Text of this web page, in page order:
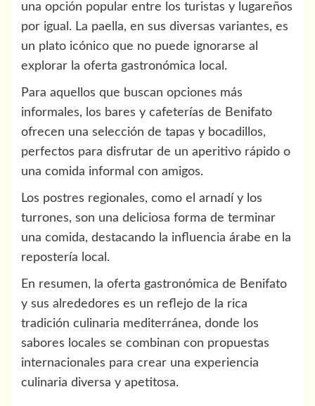
una opción popular entre los turistas y lugareños
por igual. La paella, en sus diversas variantes, es
un plato icónico que no puede ignorarse al
explorar la oferta gastronómica local.
Para aquellos que buscan opciones más
informales, los bares y cafeterías de Benifato
ofrecen una selección de tapas y bocadillos,
perfectos para disfrutar de un aperitivo rápido o
una comida informal con amigos.
Los postres regionales, como el arnadí y los
turrones, son una deliciosa forma de terminar
una comida, destacando la influencia árabe en la
repostería local.
En resumen, la oferta gastronómica de Benifato
y sus alrededores es un reflejo de la rica
tradición culinaria mediterránea, donde los
sabores locales se combinan con propuestas
internacionales para crear una experiencia
culinaria diversa y apetitosa.